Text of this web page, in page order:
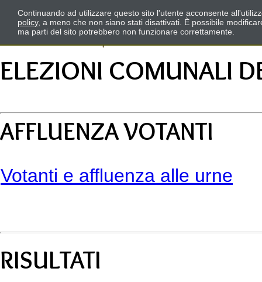
ELEZIONI COMUNALI
AFFLUENZA VOTANTI
Votanti e affluenza alle urne
RISULTATI
Continuando ad utilizzare questo sito l'utente acconsente
policy, a meno che non siano stati disattivati. È possibile
ma parti del sito potrebbero non funzionare correttamente.